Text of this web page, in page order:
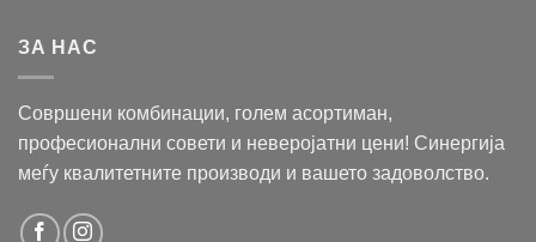
ЗА НАС
Совршени комбинации, голем асортиман,
професионални совети и неверојатни цени! Синергија
меѓу квалитетните производи и вашето задоволство.